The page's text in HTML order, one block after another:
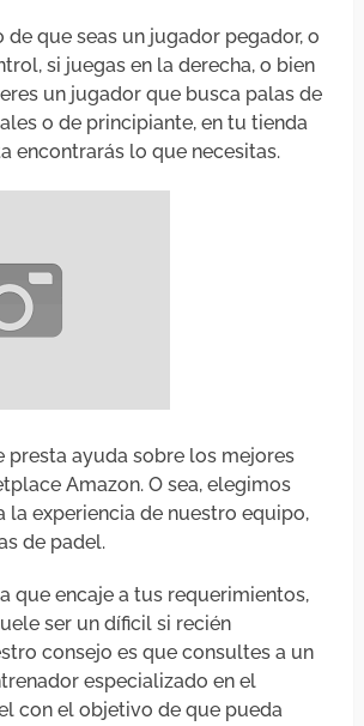
de que seas un jugador pegador, o
si juegas en la derecha, o bien
un jugador que busca palas de
o de principiante, en tu tienda
encontrarás lo que necesitas.
presta ayuda sobre los mejores
Amazon. O sea, elegimos
la experiencia de nuestro equipo,
de padel.
que encaje a tus requerimientos,
ser un díficil si recién
consejo es que consultes a un
especializado en el
con el objetivo de que pueda